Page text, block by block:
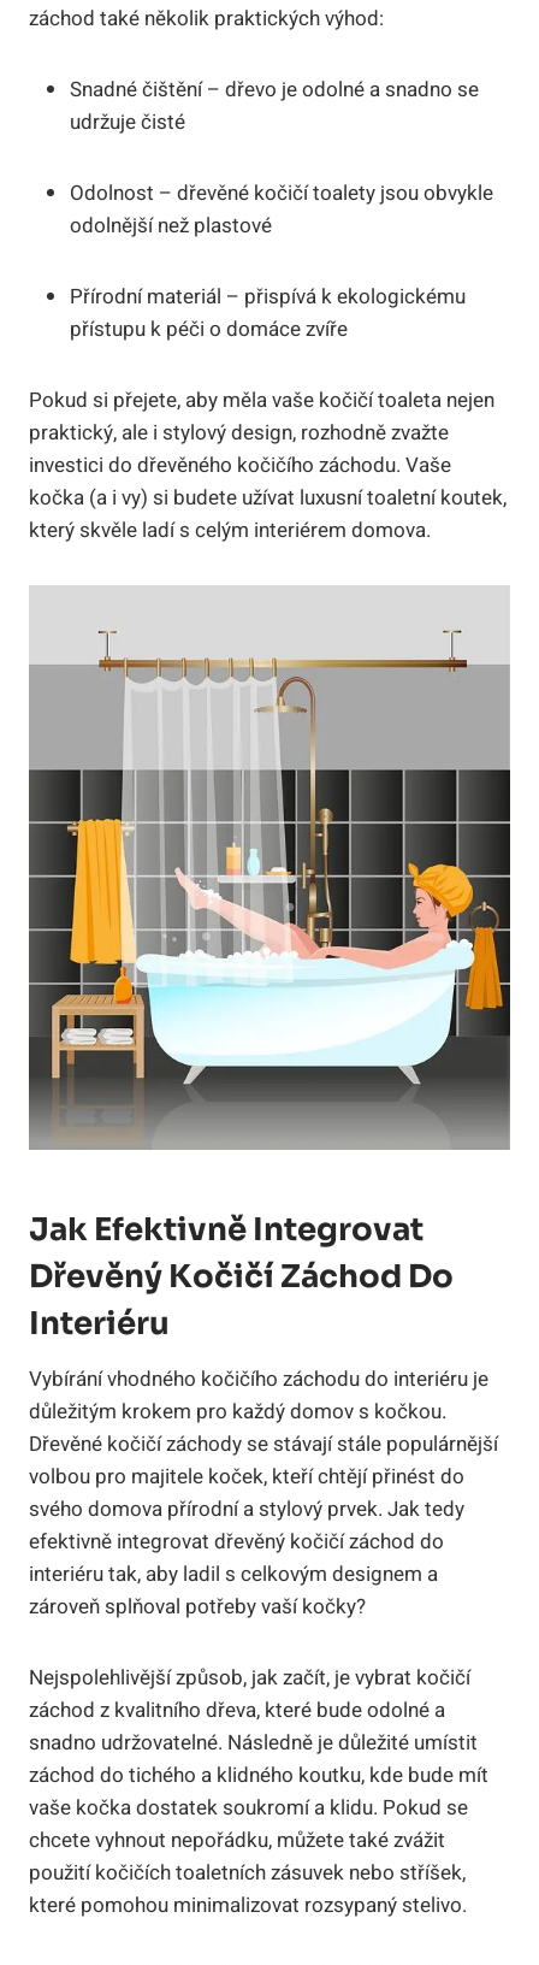
záchod také několik praktických výhod:
Snadné čištění – dřevo je odolné a snadno se
udržuje čisté
Odolnost – dřevěné kočičí toalety jsou obvykle
odolnější než plastové
Přírodní materiál – přispívá k ekologickému
přístupu k péči o domáce zvíře
Pokud si přejete, aby měla vaše kočičí toaleta nejen
praktický, ale i stylový design, rozhodně zvažte
investici do dřevěného kočičího záchodu. Vaše
kočka (a i vy) si budete užívat luxusní toaletní koutek,
který skvěle ladí s celým interiérem domova.
Jak Efektivně Integrovat
Dřevěný Kočičí Záchod Do
Interiéru
Vybírání vhodného kočičího záchodu do interiéru je
důležitým krokem pro každý domov s kočkou.
Dřevěné kočičí záchody se stávají stále populárnější
volbou pro majitele koček, kteří chtějí přinést do
svého domova přírodní a stylový prvek. Jak tedy
efektivně integrovat dřevěný kočičí záchod do
interiéru tak, aby ladil s celkovým designem a
zároveň splňoval potřeby vaší kočky?
Nejspolehlivější způsob, jak začít, je vybrat kočičí
záchod z kvalitního dřeva, které bude odolné a
snadno udržovatelné. Následně je důležité umístit
záchod do tichého a klidného koutku, kde bude mít
vaše kočka dostatek soukromí a klidu. Pokud se
chcete vyhnout nepořádku, můžete také zvážit
použití kočičích toaletních zásuvek nebo stříšek,
které pomohou minimalizovat rozsypaný stelivo.